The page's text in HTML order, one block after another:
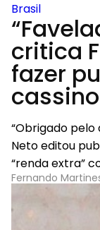
Brasil
critica
fazer
“Obrigado pelo
Neto editou
“renda extra”
Fernando